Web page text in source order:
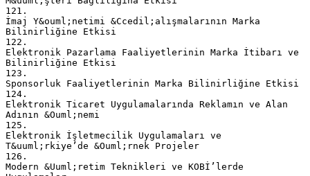
121.
İmaj Y&ouml;netimi &Ccedil;alışmalarının Marka
Bilinirliğine Etkisi
122.
Elektronik Pazarlama Faaliyetlerinin Marka İtibarı ve
Bilinirliğine Etkisi
123.
Sponsorluk Faaliyetlerinin Marka Bilinirliğine Etkisi
124.
Elektronik Ticaret Uygulamalarında Reklamın ve Alan
Adının &Ouml;nemi
125.
Elektronik İşletmecilik Uygulamaları ve
T&uuml;rkiye’de &Ouml;rnek Projeler
126.
Modern &Uuml;retim Teknikleri ve KOBİ’lerde